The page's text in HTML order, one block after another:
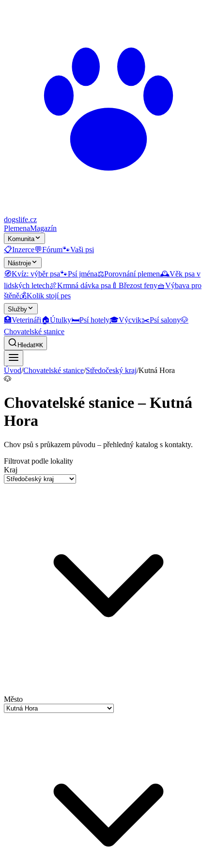
dogslife.cz
PlemenaMagazín
Komunita
📋Inzerce💬Fórum🐾Vaši psi
Nástroje
🧭Kvíz: výběr psa🐾Psí jména⚖️Porovnání plemen🕰️Věk psa v
lidských letech🍖Krmná dávka psa 🍼 Březost feny🧺Výbava pro
štěně💰Kolik stojí pes
Služby
🏥Veterináři🏠Útulky🛏️Psí hotely🎓Výcvik✂️Psí salony🐶
Chovatelské stanice
Hledat⌘K
Úvod/Chovatelské stanice/Středočeský kraj/Kutná Hora
🐶
Chovatelské stanice – Kutná
Hora
Chov psů s průkazem původu – přehledný katalog s kontakty.
Filtrovat podle lokality
Kraj
Město